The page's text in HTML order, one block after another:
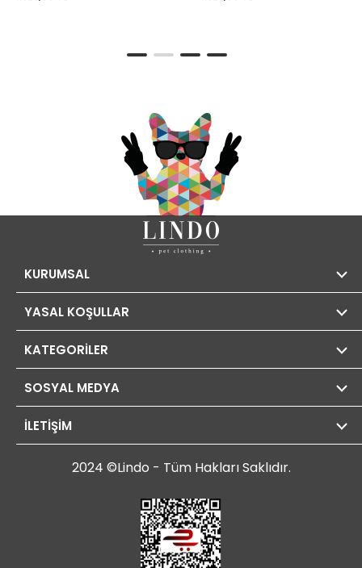
KURUMSAL
YASAL KOŞULLAR
KATEGORİLER
SOSYAL MEDYA
İLETİŞİM
2024 ©Lindo - Tüm Hakları Saklıdır.